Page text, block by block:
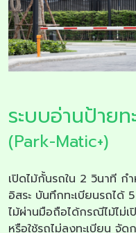
ระบบอ่านป้ายท
(Park-Matic+)
เปิดไม้กั้นรถใน 2 วินาที ก
อิสระ บันทึกทะเบียนรถได้
ไม้ผ่านมือถือได้กรณีไม้ไม่
หรือใช้รถไม่ลงทะเบียน จั